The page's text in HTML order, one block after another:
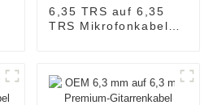
6,35 TRS auf 6,35
TRS Mikrofonkabel